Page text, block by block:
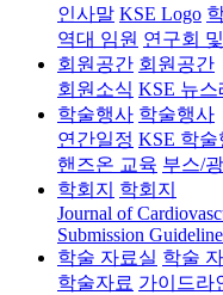
인사말 KSE Logo
역대 임원 연구회
회원공간 회원공간
회원소식 KSE 뉴스
학술행사 학술행사
연간일정 KSE 학술
핸즈온 교육 부스/
학회지
학회지
Journal of
Submission
학술 자료실 학술
학술자료 가이드라